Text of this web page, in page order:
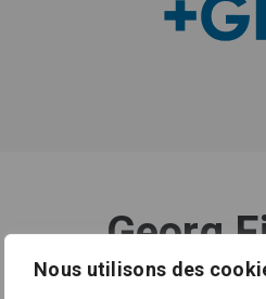
Nous utilisons des
Georg